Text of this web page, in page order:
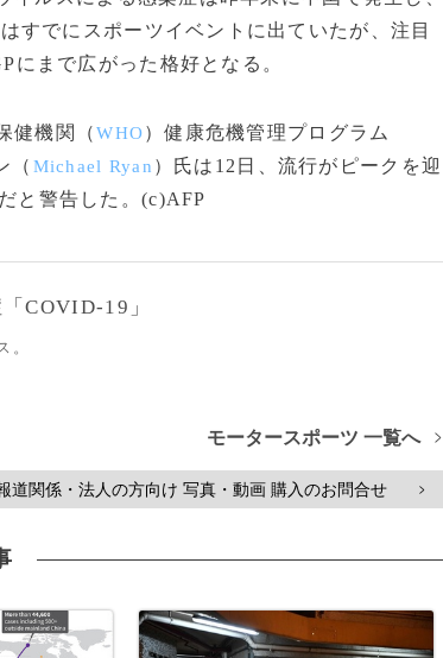
すでにスポーツイベントに出ていたが、注目
にまで広がった格好となる。
健機関（WHO）健康危機管理プログラム
（ Michael Ryan ）氏は12日、流行がピークを迎
と警告した。(c)AFP
COVID-19」
。
モータースポーツ 一覧へ >
道関係・法人の方向け 写真・動画 購入のお問合せ >